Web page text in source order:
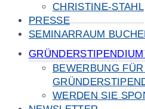
CHRISTINE-STAHL
PRESSE
SEMINARRAUM
BEWERBUNG
WERDEN SIE